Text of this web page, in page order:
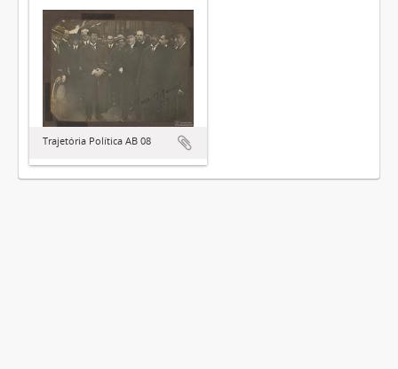
Trajetória Política AB 08